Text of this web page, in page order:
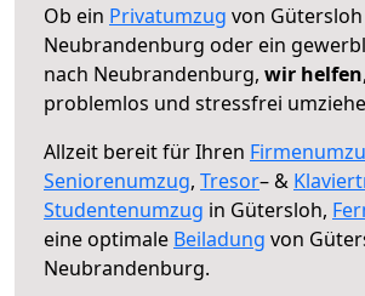
Ob ein Privatumzug von
Neubrandenburg oder ein
nach Neubrandenburg, wir helfen
problemlos und stressfrei
Allzeit bereit für Ihren
Seniorenumzug, Tresor– &
Studentenumzug in Gütersloh,
eine optimale Beiladung von
Neubrandenburg.